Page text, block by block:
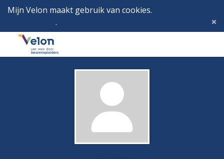
Mijn Velon maakt gebruik van cookies.
.
Menu